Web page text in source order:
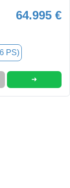
64.995 €
PS)
➜